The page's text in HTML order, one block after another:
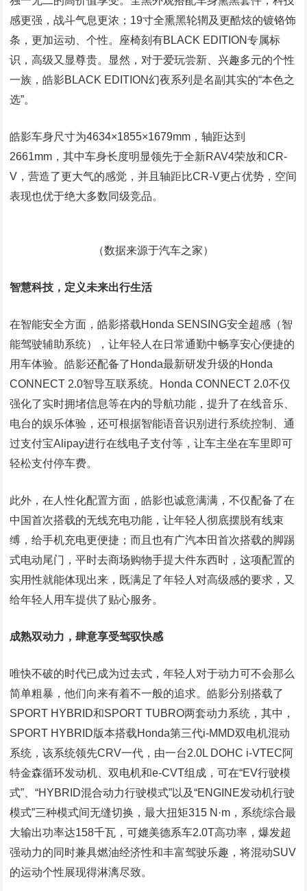
感更强，战斗气息更浓；19寸全熏黑轮辋及更酷炫的镀铬饰
条，更加运动、个性。座椅刻有BLACK EDITION专属标
识，高级又显尊贵。显然，对于爱玩尝新、兴趣多元的个性
一族，皓影BLACK EDITION幻夜系列是名副其实的“本色之
选”。
皓影车身尺寸为4634×1855×1679mm，轴距达到
2661mm，其中车身长度明显领先于全新RAV4荣放和CR-
V，营造了更大气的感觉，并且轴距比CR-V更占优势，空间
表现也优于绝大多数同级竞品。
（数据来源于汽车之家）
智慧科技，定义未来出行生活
在智能安全方面，皓影搭载Honda SENSING安全超感（智
能驾驶辅助系统），让年轻人在日常通勤中畅享安心便捷的
用车体验。皓影还配备了Honda最新研发升级的Honda
CONNECT 2.0智导互联系统。Honda CONNECT 2.0不仅
强化了实时拥堵信息等在内的导航功能，提升了在线音乐、
电台的娱乐体验，还可根据智能语音识别进行系统控制、通
过支付宝Alipay进行在线电子支付等，让车主坐在车里即可
轻松支付停车费。
此外，在人性化配置方面，皓影也诚意满满，不仅配备了在
中国首次搭载的无线充电功能，让年轻人彻底摆脱有线束
缚，给手机充电更便捷；而且也有广汽本田首次搭载的脚踢
式电动尾门，平时去商场购物手提大件东西时，这项配置的
实用性就能体现出来，既满足了年轻人对高级感的要求，又
给年轻人用车提供了贴心服务。
成熟双动力，肆意享受驾驭快感
唯快不破的时代已成为过去式，年轻人对于动力可不会那么
简单粗暴，他们向来有着不一般的追求。皓影分别搭载了
SPORT HYBRID和SPORT TUBRO两套动力系统，其中，
SPORT HYBRID版本搭载Honda第三代i-MMD双电机混动
系统，该系统领先CRV一代，由一台2.0L DOHC i-VTEC阿
特金森循环发动机、双电机和e-CVT组成，可在“EV行驶模
式”、“HYBRID混合动力行驶模式”以及“ENGINE发动机行驶
模式”三种模式间无缝切换，最大扭矩315 N·m，系统综合最
大输出功率达158千瓦，可媲美德系车2.0T高功率，爆发超
强动力的同时兼具燃油经济性和丰富驾驶乐趣，将混动SUV
的运动个性展现得淋漓尽致。